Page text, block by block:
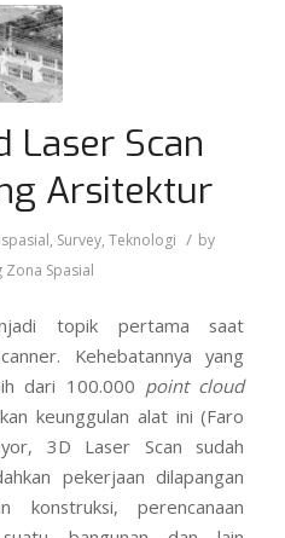
Laser Scan
Arsitektur
, Survey, Teknologi / by
Zona Spasial
topik pertama saat
Kehebatannya yang
dari 100.000 point cloud
keunggulan alat ini (Faro
3D Laser Scan sudah
pekerjaan dilapangan
konstruksi, perencanaan